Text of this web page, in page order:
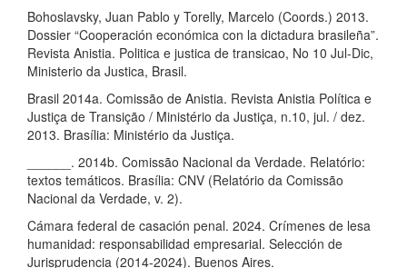
Bohoslavsky, Juan Pablo y Torelly, Marcelo (Coords.) 2013.
Dossier “Cooperación económica con la dictadura brasileña”.
Revista Anistia. Politica e justica de transicao, No 10 Jul-Dic,
Ministerio da Justica, Brasil.
Brasil 2014a. Comissão de Anistia. Revista Anistia Política e
Justiça de Transição / Ministério da Justiça, n.10, jul. / dez.
2013. Brasília: Ministério da Justiça.
______. 2014b. Comissão Nacional da Verdade. Relatório:
textos temáticos. Brasília: CNV (Relatório da Comissão
Nacional da Verdade, v. 2).
Cámara federal de casación penal. 2024. Crímenes de lesa
humanidad: responsabilidad empresarial. Selección de
Jurisprudencia (2014-2024). Buenos Aires.